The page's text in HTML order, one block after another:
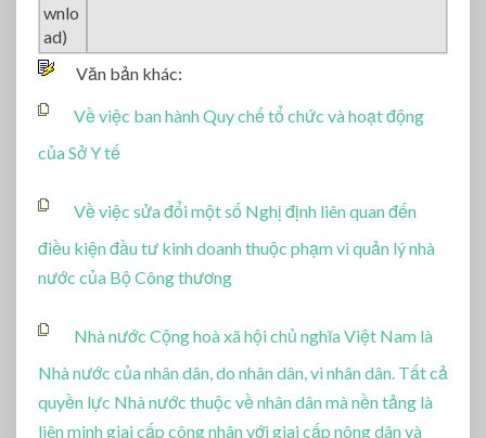
wnlo
ad)
Văn bản khác:
Về việc ban hành Quy chế tổ chức và hoạt động
của Sở Y tế
Về việc sửa đổi một số Nghị định liên quan đến
điều kiện đầu tư kinh doanh thuộc phạm vi quản lý nhà
nước của Bộ Công thương
Nhà nước Cộng hoà xã hội chủ nghĩa Việt Nam là
Nhà nước của nhân dân, do nhân dân, vì nhân dân. Tất cả
quyền lực Nhà nước thuộc về nhân dân mà nền tảng là
liên minh giai cấp công nhân với giai cấp nông dân và